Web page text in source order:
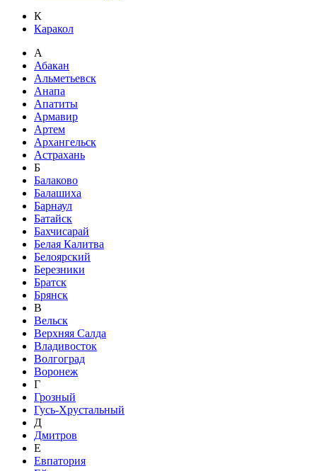
К
Каракол
А
Абакан
Альметьевск
Анапа
Апатиты
Армавир
Артем
Архангельск
Астрахань
Б
Балаково
Балашиха
Барнаул
Батайск
Бахчисарай
Белая Калитва
Белоярский
Березники
Братск
Брянск
В
Вельск
Верхняя Салда
Владивосток
Волгоград
Воронеж
Г
Грозный
Гусь-Хрустальный
Д
Дмитров
Е
Евпатория